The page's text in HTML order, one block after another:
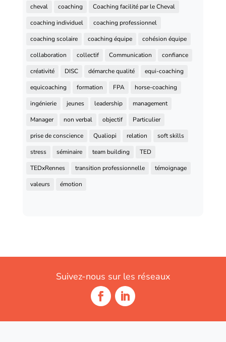
cheval
coaching
Coaching facilité par le Cheval
coaching individuel
coaching professionnel
coaching scolaire
coaching équipe
cohésion équipe
collaboration
collectif Communication
confiance
créativité
DISC démarche qualité
equi-coaching
equicoaching
formation FPA
horse-coaching
ingénierie
jeunes leadership
management
Manager
non verbal objectif
Particulier
prise de conscience
Qualiopi relation
soft skills
stress
séminaire team building
TED
TEDxRennes
transition professionnelle
témoignage
valeurs
émotion
Suivez-nous sur les réseaux